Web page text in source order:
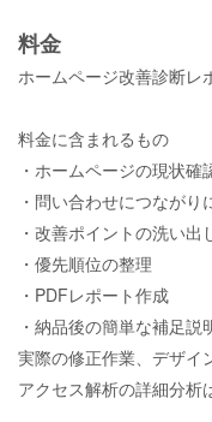
料金
ホームページ改善診断レ
料金に含まれるもの
・ホームページの現状確
・問い合わせにつながり
・改善ポイントの洗い出
・優先順位の整理
・PDFレポート作成
・納品後の簡単な補足説
実際の修正作業、デザイ
アクセス解析の詳細分析